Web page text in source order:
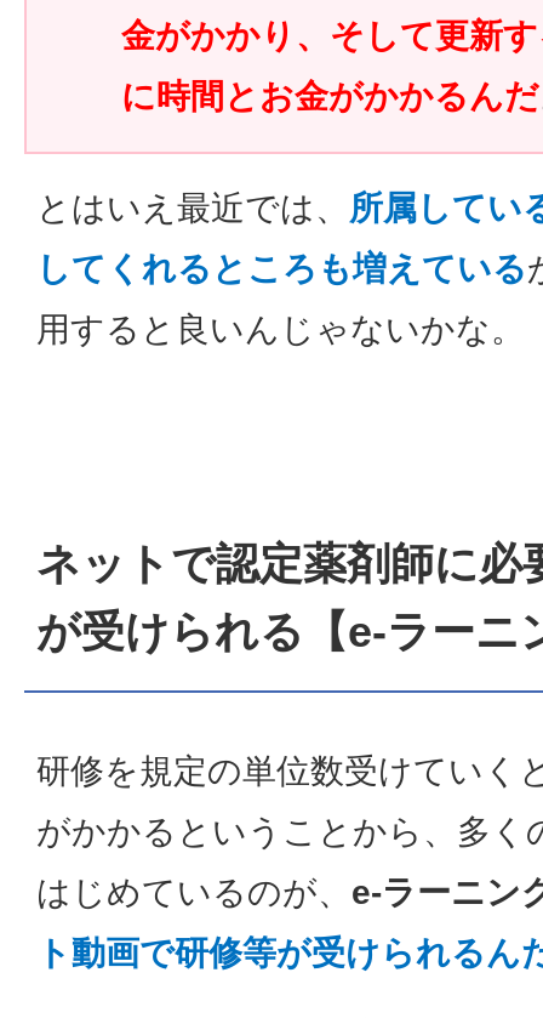
金がかかり、そして更新
に時間とお金がかかるんだ
とはいえ最近では、 所属してい
してくれるところも増えている
用すると良いんじゃないかな。
ネットで認定薬剤師に必
が受けられる【e-ラーニ
研修を規定の単位数受けていく
がかかるということから、多く
はじめているのが、 e-ラーニン
ト動画で研修等が受けられるん